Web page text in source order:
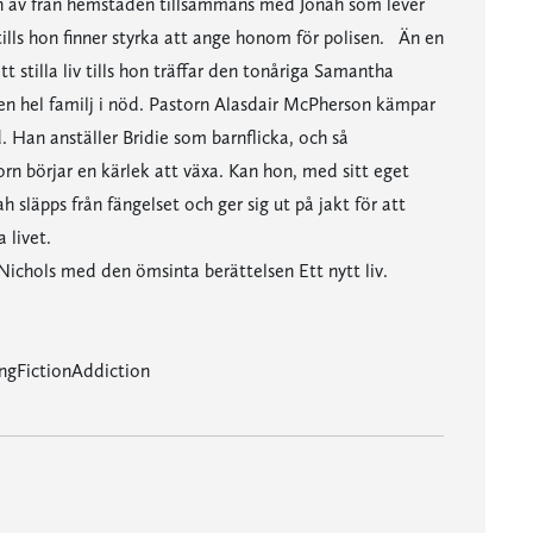
hon finner styrka att ange honom för polisen. Än en
stilla liv tills hon träffar den tonåriga Samantha
hel familj i nöd. Pastorn Alasdair McPherson kämpar
anställer Bridie som barnflicka, och så
börjar en kärlek att växa. Kan hon, med sitt eget
släpps från fängelset och ger sig ut på jakt för att
livet.
med den ömsinta berättelsen Ett nytt liv.